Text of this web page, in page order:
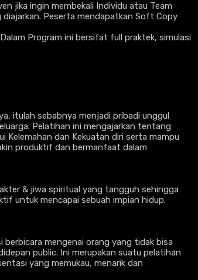
jika ingin membekali Individu atau Team
Peserta mendapatkan Soft Copy
Program ini bersifat full praktek, simulasi
itulah sebabnya menjadi pribadi unggul
Pelatihan ini mengajarkan tentang
dan Kekuatan diri serta mampu
produktif dan bermanfaat dalam
& jiwa spiritual yang tangguh sehingga
untuk mencapai sebuah impian hidup.
berbicara mengenai orang yang tidak bisa
public. Ini merupakan suatu pelatihan
yang memukau, menarik dan